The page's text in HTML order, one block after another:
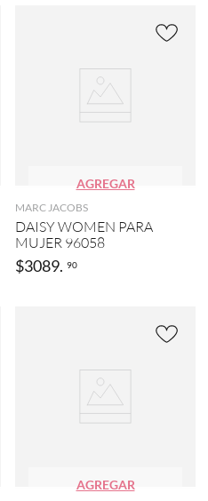
AGREGAR
MARC JACOBS
DAISY WOMEN PARA
MUJER 96058
$3089. 90
AGREGAR